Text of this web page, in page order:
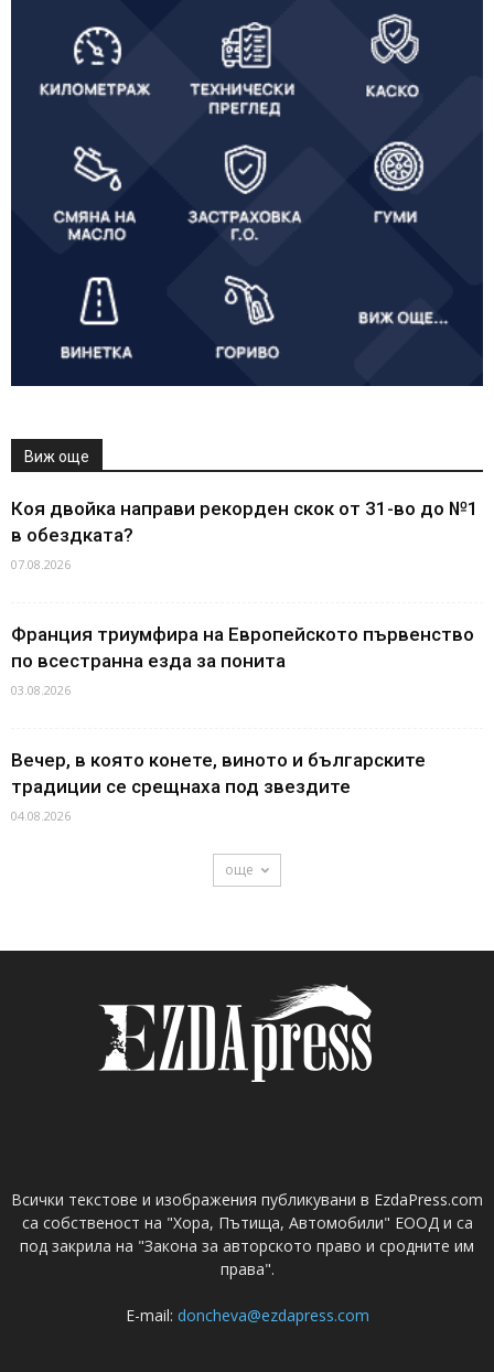
Виж още
Коя двойка направи рекорден скок от 31-во до №1
в обездката?
07.08.2026
Франция триумфира на Европейското първенство
по всестранна езда за понита
03.08.2026
Вечер, в която конете, виното и българските
традиции се срещнаха под звездите
04.08.2026
още
Всички текстове и изображения публикувани в EzdaPress.com
са собственост на "Хора, Пътища, Автомобили" ЕООД и са
под закрила на "Закона за авторското право и сродните им
права".
E-mail: doncheva@ezdapress.com